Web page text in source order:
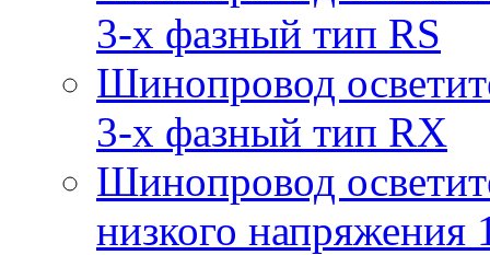
3-х фазный тип RS
Шинопровод
3-х фазный тип RX
Шинопровод
низкого напряжения